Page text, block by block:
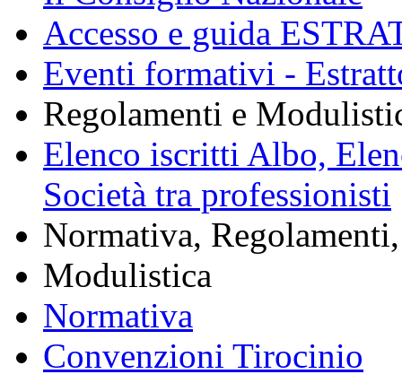
Accesso e guida
Eventi formativi -
Regolamenti e
Elenco iscritti Albo,
Società tra professionisti
Normativa,
Modulistica
Normativa
Convenzioni Tirocinio